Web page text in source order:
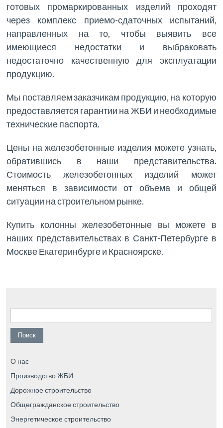
готовых промаркированных изделий проходят
через комплекс приемо-сдаточных испытаний,
направленных на то, чтобы выявить все
имеющиеся недостатки и выбраковать
недостаточно качественную для эксплуатации
продукцию.
Мы поставляем заказчикам продукцию, на которую
предоставляется гарантии на ЖБИ и необходимые
технические паспорта.
Цены на железобетонные изделия можете узнать,
обратившись в наши представительства.
Стоимость железобетонных изделий может
меняться в зависимости от объема и общей
ситуации на строительном рынке.
Купить колонны железобетонные вы можете в
наших представительствах в Санкт-Петербурге в
Москве Екатеринбурге и Красноярске.
Найти:
О нас
Производство ЖБИ
Дорожное строительство
Общегражданское строительство
Энергетическое строительство